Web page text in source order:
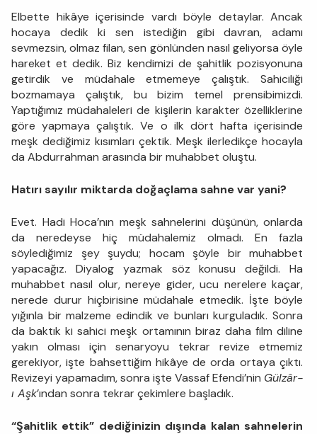
Elbette hikâye içerisinde vardı böyle detaylar. Ancak
hocaya dedik ki sen istediğin gibi davran, adamı
sevmezsin, olmaz filan, sen gönlünden nasıl geliyorsa öyle
hareket et dedik. Biz kendimizi de şahitlik pozisyonuna
getirdik ve müdahale etmemeye çalıştık. Sahiciliği
bozmamaya çalıştık, bu bizim temel prensibimizdi.
Yaptığımız müdahaleleri de kişilerin karakter özelliklerine
göre yapmaya çalıştık. Ve o ilk dört hafta içerisinde
meşk dediğimiz kısımları çektik. Meşk ilerledikçe hocayla
da Abdurrahman arasında bir muhabbet oluştu.
Hatırı sayılır miktarda doğaçlama sahne var yani?
Evet. Hadi Hoca’nın meşk sahnelerini düşünün, onlarda
da neredeyse hiç müdahalemiz olmadı. En fazla
söylediğimiz şey şuydu; hocam şöyle bir muhabbet
yapacağız. Diyalog yazmak söz konusu değildi. Ha
muhabbet nasıl olur, nereye gider, ucu nerelere kaçar,
nerede durur hiçbirisine müdahale etmedik. İşte böyle
yığınla bir malzeme edindik ve bunları kurguladık. Sonra
da baktık ki sahici meşk ortamının biraz daha film diline
yakın olması için senaryoyu tekrar revize etmemiz
gerekiyor, işte bahsettiğim hikâye de orda ortaya çıktı.
Revizeyi yapamadım, sonra işte Vassaf Efendi’nin Gülzâr-
ı Aşk’ından sonra tekrar çekimlere başladık.
“Şahitlik ettik” dediğinizin dışında kalan sahnelerin